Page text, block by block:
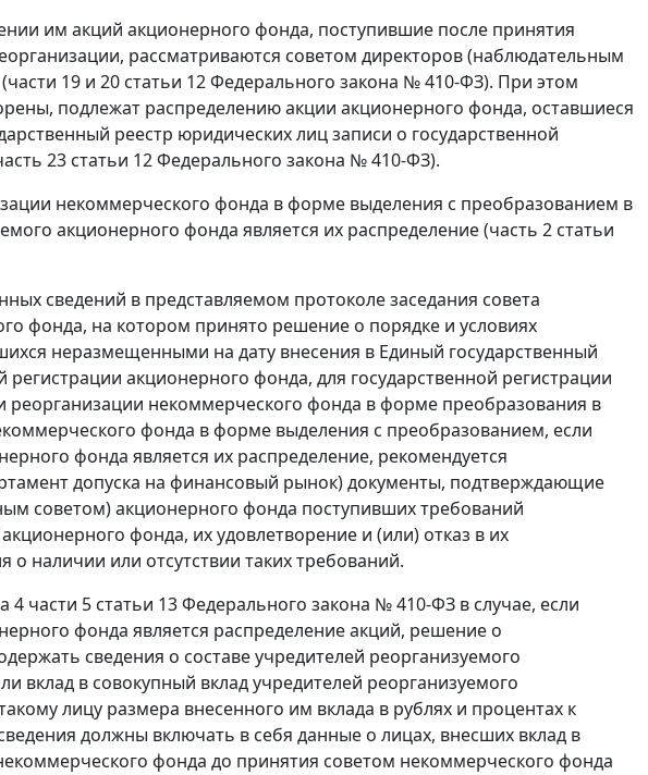
им акций акционерного фонда, поступившие после принятия
рассматриваются советом директоров (наблюдательным
19 и 20 статьи 12 Федерального закона № 410-ФЗ). При этом
подлежат распределению акции акционерного фонда, оставшиеся
реестр юридических лиц записи о государственной
23 статьи 12 Федерального закона № 410-ФЗ).
некоммерческого фонда в форме выделения с преобразованием в
акционерного фонда является их распределение (часть 2 статьи
сведений в представляемом протоколе заседания совета
фонда, на котором принято решение о порядке и условиях
неразмещенными на дату внесения в Единый государственный
акционерного фонда, для государственной регистрации
реорганизации некоммерческого фонда в форме преобразования в
фонда в форме выделения с преобразованием, если
фонда является их распределение, рекомендуется
допуска на финансовый рынок) документы, подтверждающие
советом) акционерного фонда поступивших требований
фонда, их удовлетворение и (или) отказ в их
наличии или отсутствии таких требований.
4 части 5 статьи 13 Федерального закона № 410-ФЗ в случае, если
фонда является распределение акций, решение о
сведения о составе учредителей реорганизуемого
вклад в совокупный вклад учредителей реорганизуемого
лицу размера внесенного им вклада в рублях и процентах к
должны включать в себя данные о лицах, внесших вклад в
фонда до принятия советом некоммерческого фонда